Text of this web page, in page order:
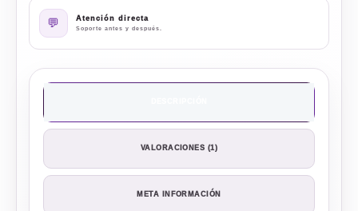
💬 Atención directa
Soporte antes y después.
VALORACIONES (1)
META INFORMACIÓN